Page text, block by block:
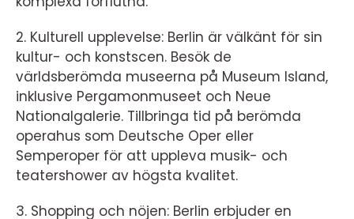
2. Kulturell upplevelse: Berlin är välkänt för sin
kultur- och konstscen. Besök de
världsberömda museerna på Museum Island,
inklusive Pergamonmuseet och Neue
Nationalgalerie. Tillbringa tid på berömda
operahus som Deutsche Oper eller
Semperoper för att uppleva musik- och
teatershower av högsta kvalitet.
3. Shopping och nöjen: Berlin erbjuder en